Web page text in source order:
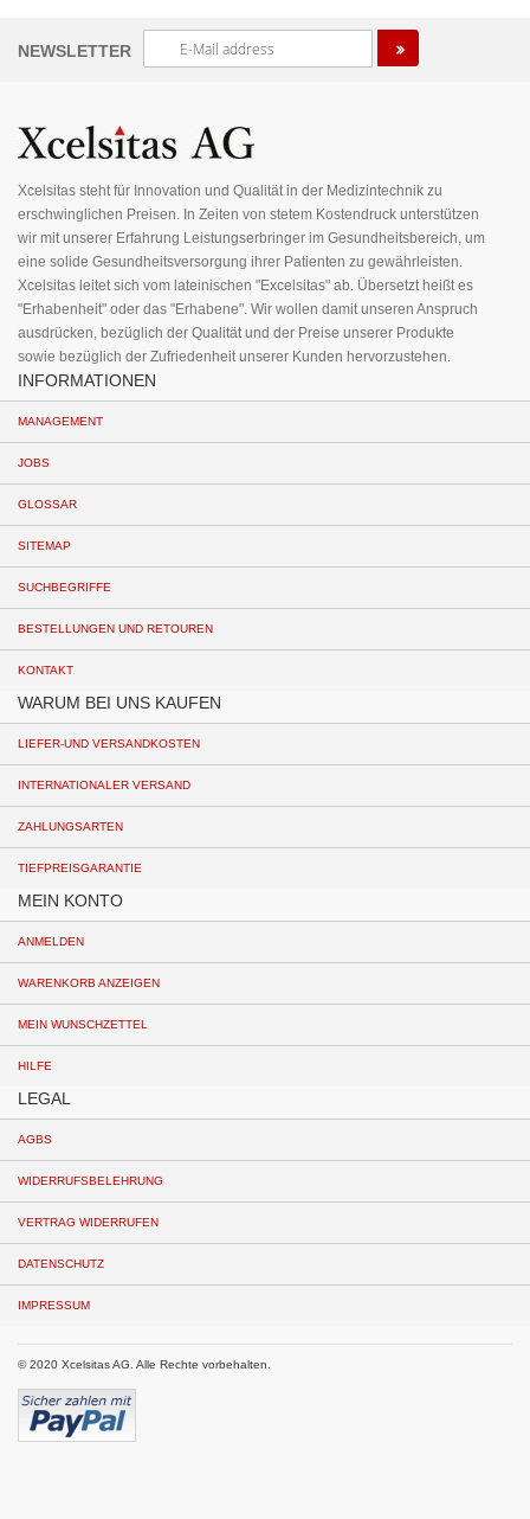
NEWSLETTER
Melden
Sie
unseren
Newsletter
Xcelsitas steht für Innovation und Qualität in der Medizintechnik zu
erschwinglichen Preisen. In Zeiten von stetem Kostendruck unterstützen
wir mit unserer Erfahrung Leistungserbringer im Gesundheitsbereich, um
eine solide Gesundheitsversorgung ihrer Patienten zu gewährleisten.
Xcelsitas leitet sich vom lateinischen "Excelsitas" ab. Übersetzt heißt es
"Erhabenheit" oder das "Erhabene". Wir wollen damit unseren Anspruch
ausdrücken, bezüglich der Qualität und der Preise unserer Produkte
sowie bezüglich der Zufriedenheit unserer Kunden hervorzustehen.
INFORMATIONEN
MANAGEMENT
JOBS
GLOSSAR
SITEMAP
SUCHBEGRIFFE
BESTELLUNGEN UND RETOUREN
KONTAKT
WARUM BEI UNS KAUFEN
LIEFER-UND VERSANDKOSTEN
INTERNATIONALER VERSAND
ZAHLUNGSARTEN
TIEFPREISGARANTIE
MEIN KONTO
ANMELDEN
WARENKORB ANZEIGEN
MEIN WUNSCHZETTEL
HILFE
LEGAL
AGBS
WIDERRUFSBELEHRUNG
VERTRAG WIDERRUFEN
DATENSCHUTZ
IMPRESSUM
© 2020 Xcelsitas AG. Alle Rechte vorbehalten.